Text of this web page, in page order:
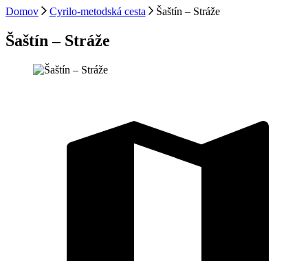
Domov Cyrilo-metodská cesta Šaštín – Stráže
Šaštín – Stráže